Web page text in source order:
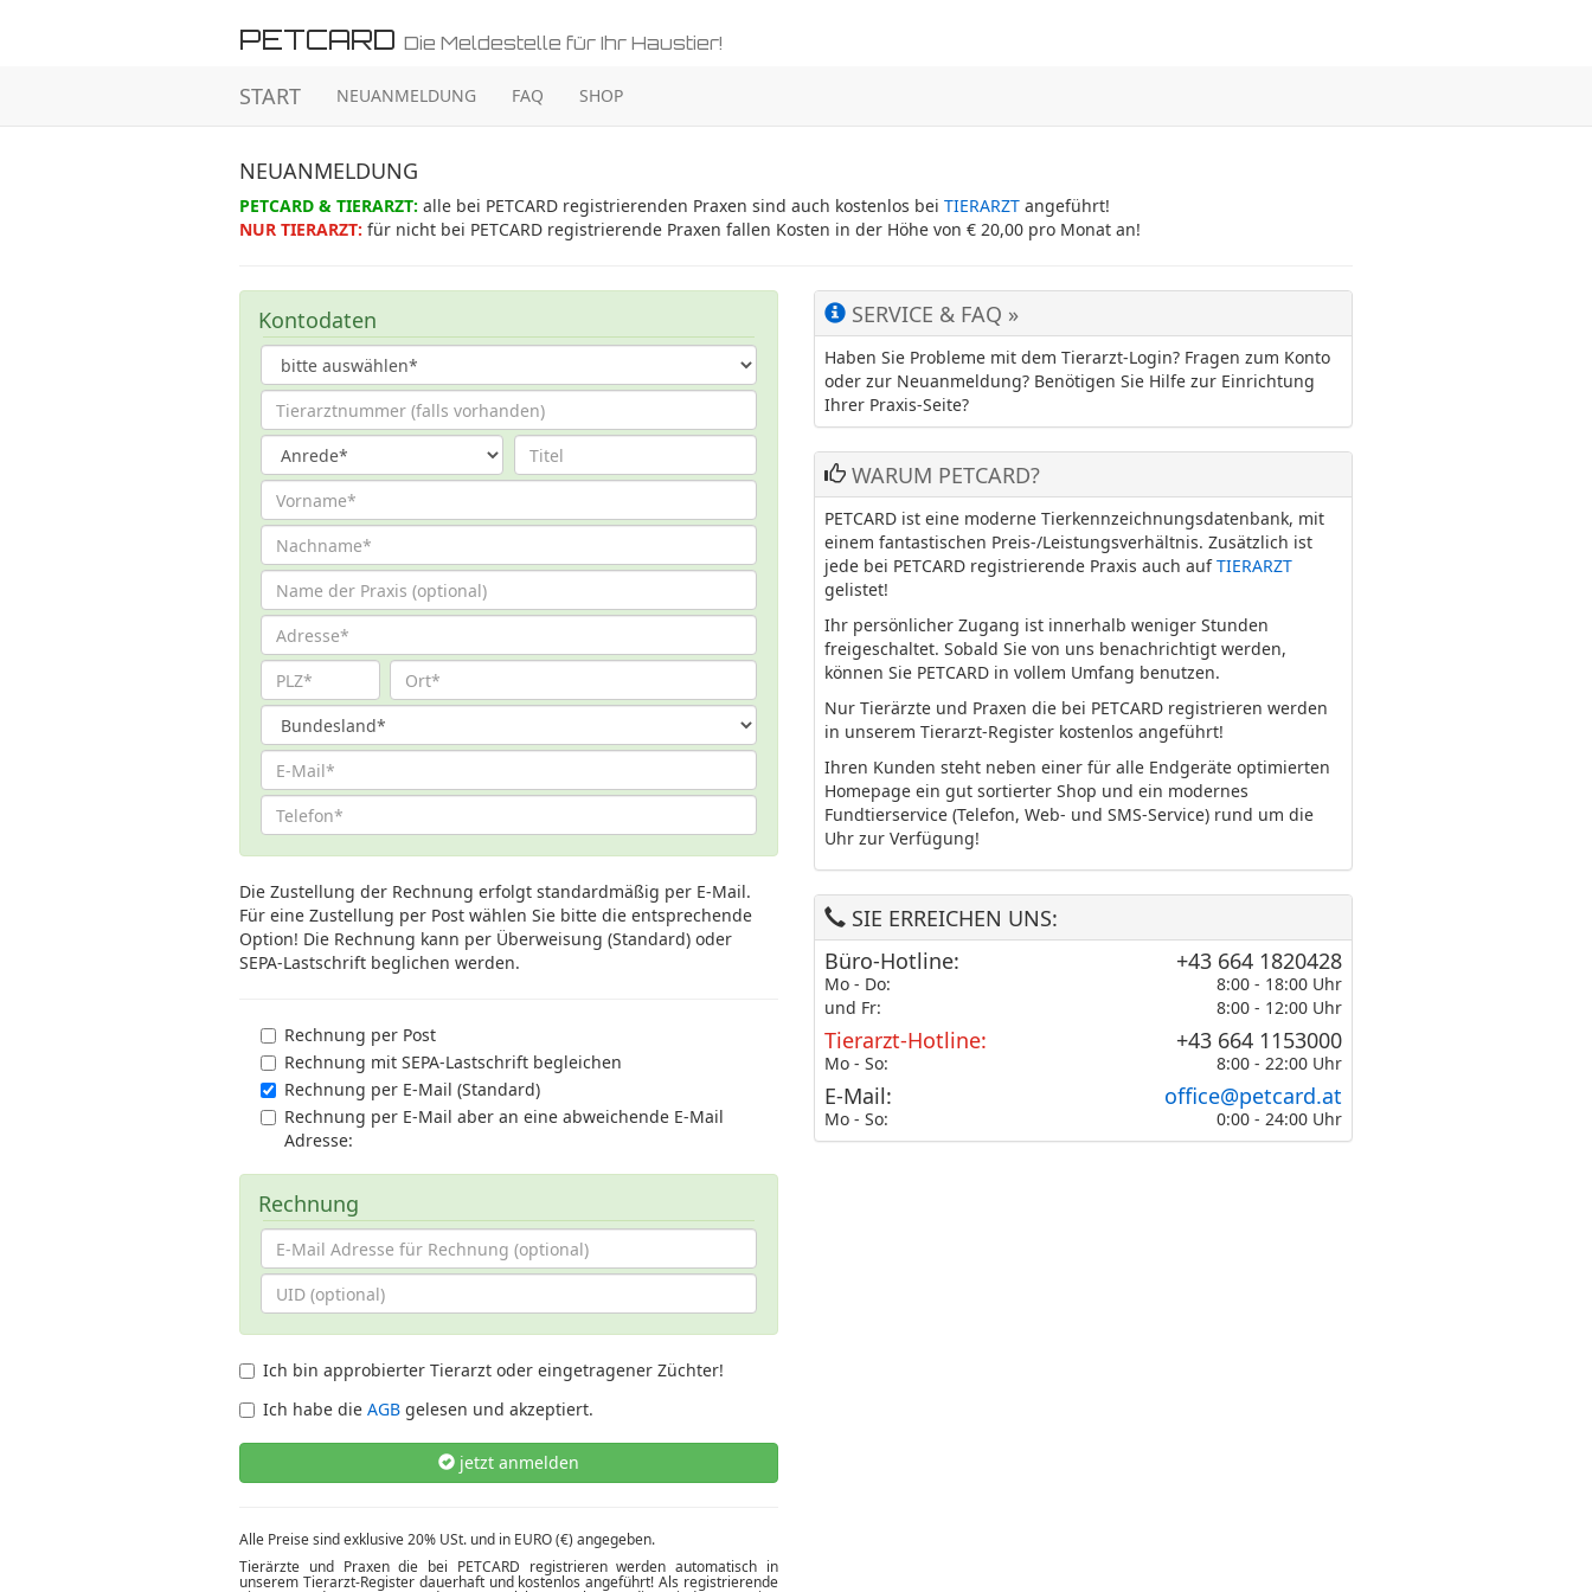
PETCARD Die Meldestelle für Ihr Haustier!
START NEUANMELDUNG FAQ SHOP
NEUANMELDUNG
PETCARD & TIERARZT: alle bei PETCARD registrierenden Praxen sind auch kostenlos bei TIERARZT angeführt!
NUR TIERARZT: für nicht bei PETCARD registrierende Praxen fallen Kosten in der Höhe von € 20,00 pro Monat an!
Kontodaten
Die Zustellung der Rechnung erfolgt standardmäßig per E-Mail.
Für eine Zustellung per Post wählen Sie bitte die entsprechende
Option! Die Rechnung kann per Überweisung (Standard) oder
SEPA-Lastschrift beglichen werden.
Rechnung per Post
Rechnung mit SEPA-Lastschrift begleichen
Rechnung per E-Mail (Standard)
Rechnung per E-Mail aber an eine abweichende E-Mail
Adresse:
Rechnung
Ich bin approbierter Tierarzt oder eingetragener Züchter!
Ich habe die AGB gelesen und akzeptiert.
jetzt anmelden
Alle Preise sind exklusive 20% USt. und in EURO (€) angegeben.
Tierärzte und Praxen die bei PETCARD registrieren werden automatisch in
unserem Tierarzt-Register dauerhaft und kostenlos angeführt! Als registrierende
SERVICE & FAQ »
Haben Sie Probleme mit dem Tierarzt-Login? Fragen zum Konto
oder zur Neuanmeldung? Benötigen Sie Hilfe zur Einrichtung
Ihrer Praxis-Seite?
WARUM PETCARD?
PETCARD ist eine moderne Tierkennzeichnungsdatenbank, mit
einem fantastischen Preis-/Leistungsverhältnis. Zusätzlich ist
jede bei PETCARD registrierende Praxis auch aufTIERARZT
gelistet!
Ihr persönlicher Zugang ist innerhalb weniger Stunden
freigeschaltet. Sobald Sie von uns benachrichtigt werden,
können Sie PETCARD in vollem Umfang benutzen.
Nur Tierärzte und Praxen die bei PETCARD registrieren werden
in unserem Tierarzt-Register kostenlos angeführt!
Ihren Kunden steht neben einer für alle Endgeräte optimierten
Homepage ein gut sortierter Shop und ein modernes
Fundtierservice (Telefon, Web- und SMS-Service) rund um die
Uhr zur Verfügung!
SIE ERREICHEN UNS:
Büro-Hotline:
Mo - Do:
und Fr:
+43 664 1820428
8:00 - 18:00 Uhr
8:00 - 12:00 Uhr
Tierarzt-Hotline:
Mo - So:
+43 664 1153000
8:00 - 22:00 Uhr
E-Mail:
Mo - So:
office@petcard.at
0:00 - 24:00 Uhr